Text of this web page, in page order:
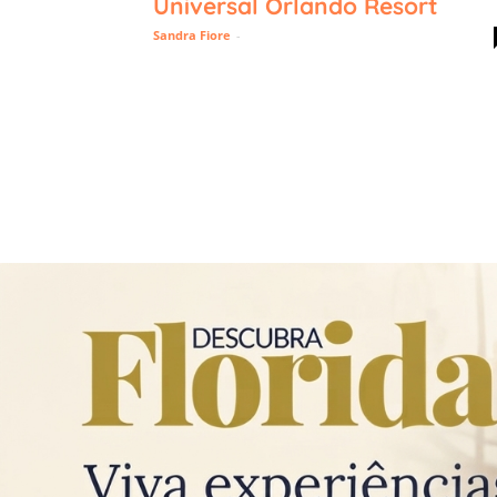
Sandra Fiore -